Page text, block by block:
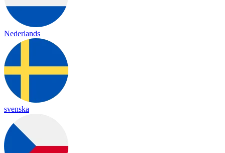
Nederlands
svenska